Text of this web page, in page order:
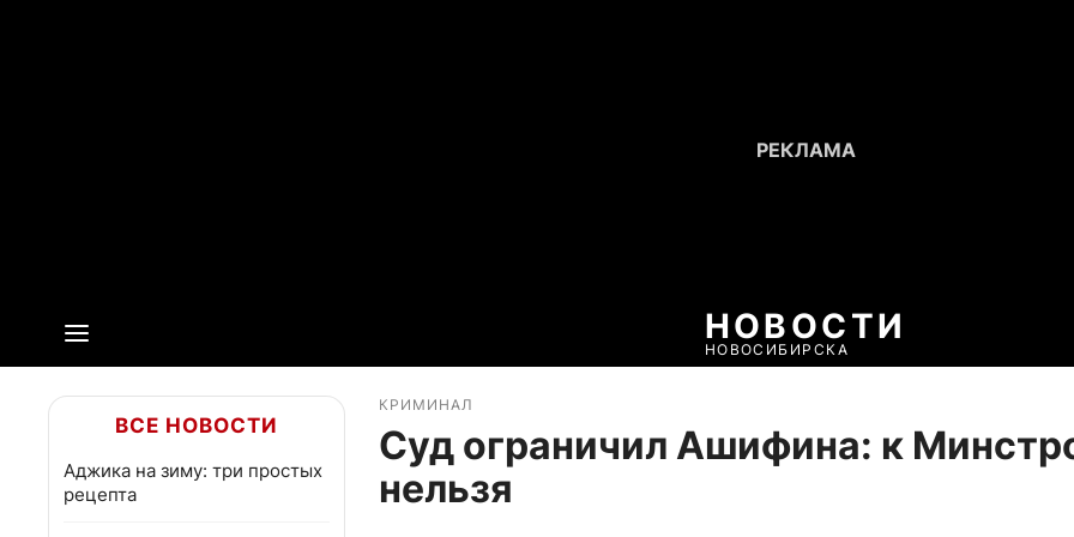
НОВОСТИ
НОВОСИБИРСКА
ВСЕ НОВОСТИ
Аджика на зиму: три простых
рецепта
КРИМИНАЛ
Суд ограничил Ашифина: к
нельзя